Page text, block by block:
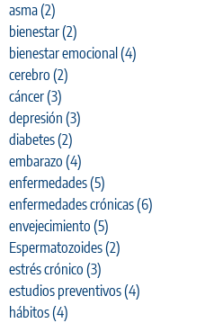
asma(2)
bienestar(2)
bienestar emocional (4)
cerebro (2)
cáncer(3)
depresión (3)
diabetes(2)
embarazo (4)
enfermedades(5)
enfermedades crónicas(6)
envejecimiento (5)
Espermatozoides(2)
estrés crónico (3)
estudios preventivos(4)
hábitos(4)